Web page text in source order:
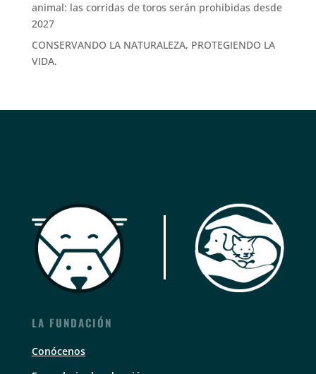
animal: las corridas de toros serán prohibidas desde
2027
CONSERVANDO LA NATURALEZA, PROTEGIENDO LA
VIDA.
LA FUNDACIÓN
Conócenos